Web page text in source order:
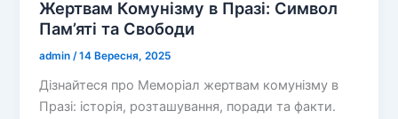
Жертвам Комунізму в Празі: Символ
Пам’яті та Свободи
admin/14 Вересня, 2025
Дізнайтеся про Меморіал жертвам комунізму в
Празі: історія, розташування, поради та факти.